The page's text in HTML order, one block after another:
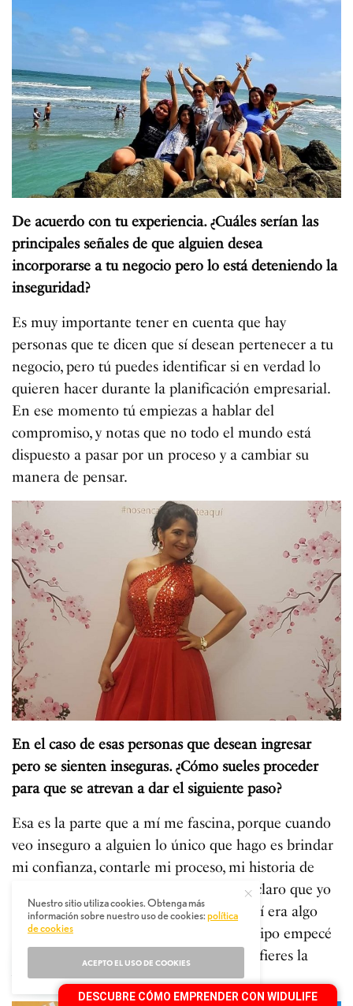
De acuerdo con tu experiencia. ¿Cuáles serían las
principales señales de que alguien desea
incorporarse a tu negocio pero lo está deteniendo la
inseguridad?
Es muy importante tener en cuenta que hay
personas que te dicen que sí desean pertenecer a tu
negocio, pero tú puedes identificar si en verdad lo
quieren hacer durante la planificación empresarial.
En ese momento tú empiezas a hablar del
compromiso, y notas que no todo el mundo está
dispuesto a pasar por un proceso y a cambiar su
manera de pensar.
En el caso de esas personas que desean ingresar
pero se sienten inseguras. ¿Cómo sueles proceder
para que se atrevan a dar el siguiente paso?
Esa es la parte que a mí me fascina, porque cuando
veo inseguro a alguien lo único que hago es brindar
mi confianza, contarle mi proceso, mi historia de
cómo empecé en este negocio. Le dejo claro que yo
también estaba insegura porque para mí era algo
desconocido, y que con el apoyo del equipo empecé
a tener resultados. De esa manera transfieres la
visión.
Nuestro sitio utiliza cookies. Obtenga más
información sobre nuestro uso de cookies:política
de cookies
ACEPTO EL USO DE COOKIES
DESCUBRE CÓMO EMPRENDER CON WIDULIFE